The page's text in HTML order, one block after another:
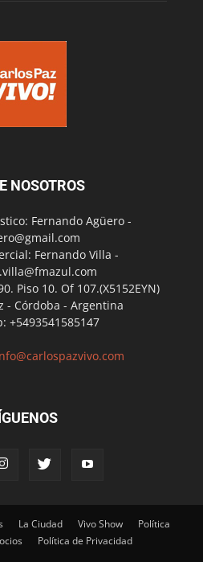
NOSOTROS
Fernando Agüero -
Fernando Villa -
Piso 10. Of 107.(X5152EYN)
- Córdoba - Argentina
+5493541585147
La Ciudad Vivo Show
Política
Política de Privacidad